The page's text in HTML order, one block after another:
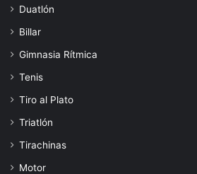
Duatlón
Billar
Gimnasia Rítmica
Tenis
Tiro al Plato
Triatlón
Tirachinas
Motor